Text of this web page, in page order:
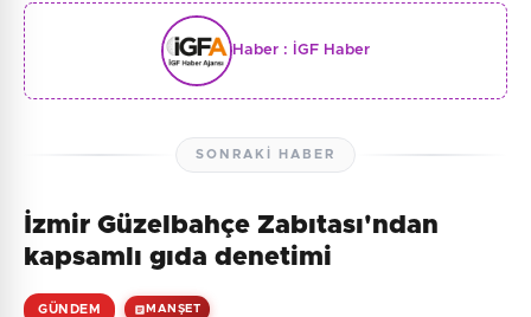
Haber : İGF Haber
SONRAKI HABER
İzmir Güzelbahçe Zabıtası'ndan
kapsamlı gıda denetimi
GÜNDEM MANŞET